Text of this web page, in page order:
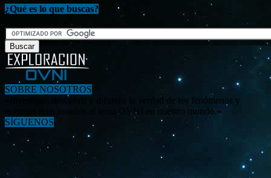
¿Qué es lo que buscas?
SOBRE NOSOTROS
«Investigar, descubrir y difundir la verdad de los fenómenos y
enigmas relacionados al tema OVNI en nuestro mundo.»
SÍGUENOS